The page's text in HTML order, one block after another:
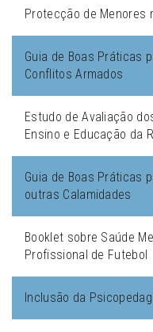
Protecção de Menores
Guia de Boas Práticas
Conflitos Armados
Estudo de Avaliação
Ensino e Educação da
Guia de Boas Práticas
outras Calamidades
Booklet sobre Saúde
Profissional de Futebol
Inclusão da